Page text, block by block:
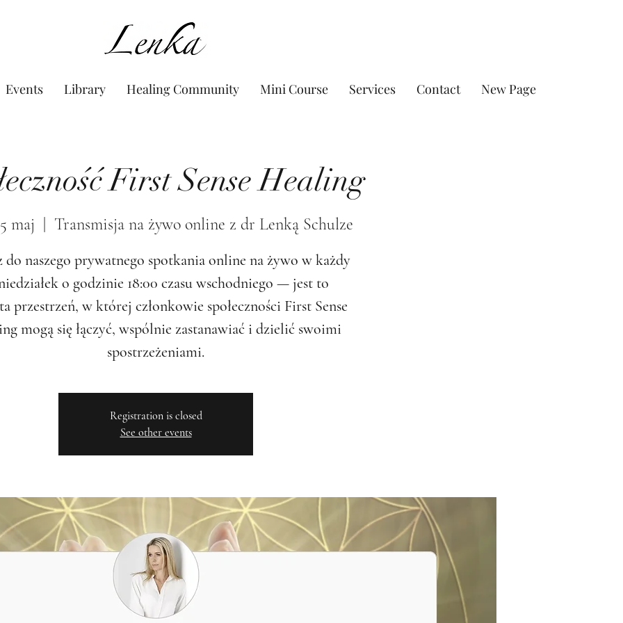
www.Lenka.org
Events Library Healing Community Mini Course Services Contact New Page
First Sense Healing
maj Transmisja na żywo online z dr Lenką Schulze
do naszego prywatnego spotkania online na żywo w każdy
o godzinie 18:00 czasu wschodniego — jest to
przestrzeń, w której członkowie społeczności First Sense
mogą się łączyć, wspólnie zastanawiać i dzielić swoimi
spostrzeżeniami.
Registration is closed
See other events